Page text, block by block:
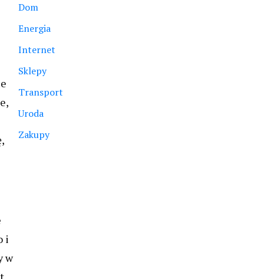
i
w
Dom
Energia
Internet
Sklepy
Transport
Uroda
Zakupy